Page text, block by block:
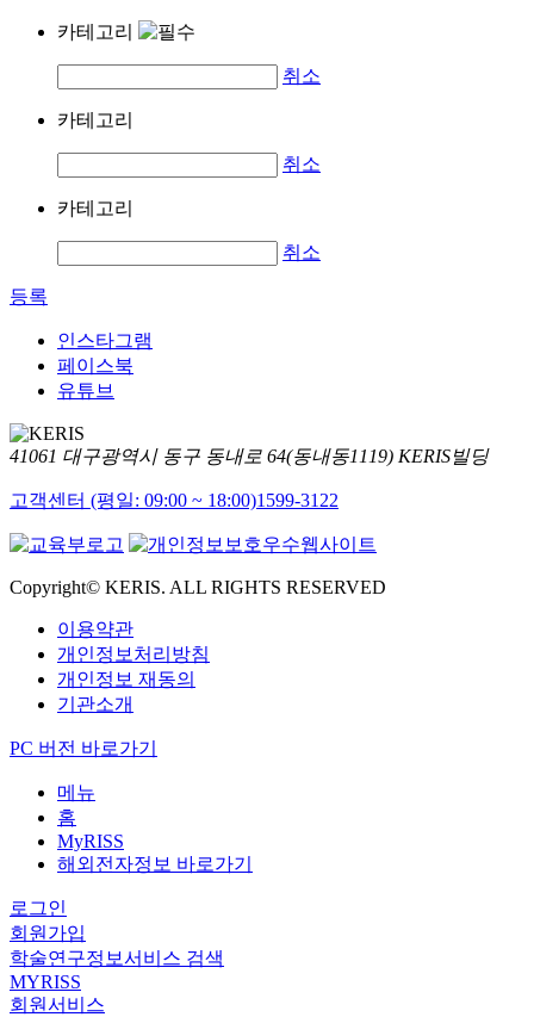
카테고리
취소
카테고리
취소
카테고리
취소
등록
인스타그램
페이스북
유튜브
41061 대구광역시 동구 동내로 64(동내동1119) KERIS빌딩
고객센터 (평일: 09:00 ~ 18:00)1599-3122
Copyright© KERIS. ALL RIGHTS RESERVED
이용약관
개인정보처리방침
개인정보 재동의
기관소개
PC 버전 바로가기
메뉴
홈
MyRISS
해외전자정보 바로가기
로그인
회원가입
학술연구정보서비스 검색
MYRISS
회원서비스